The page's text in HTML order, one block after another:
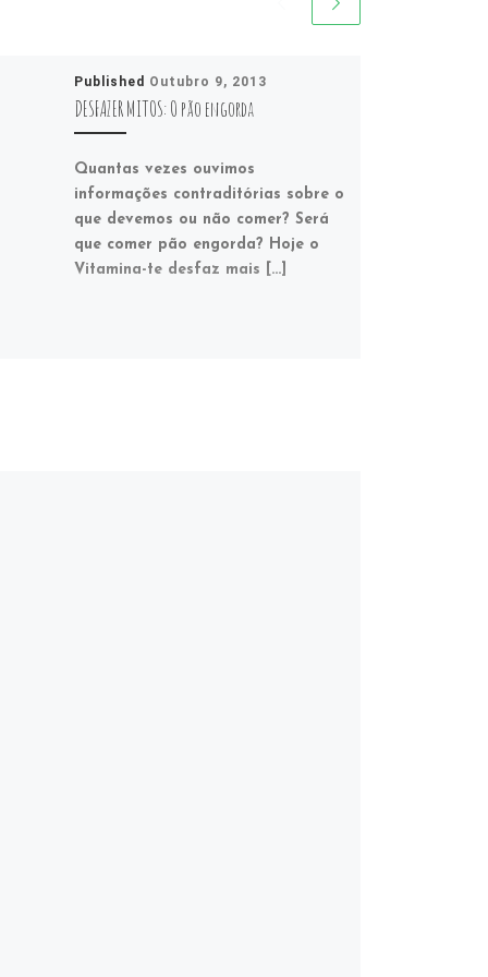
Published Outubro 9, 2013
DESFAZER MITOS: O pão engorda
Quantas vezes ouvimos
informações contraditórias sobre o
que devemos ou não comer? Será
que comer pão engorda? Hoje o
Vitamina-te desfaz mais […]